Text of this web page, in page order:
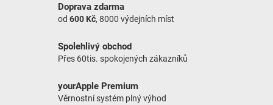
Doprava zdarma
od 600 Kč, 8000 výdejních míst
Spolehlivý obchod
Přes 60tis. spokojených zákazníků
yourApple Premium
Věrnostní systém plný výhod